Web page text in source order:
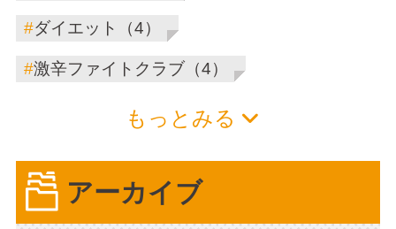
#ダイエット（4）
#激辛ファイトクラブ（4）
もっとみる
アーカイブ